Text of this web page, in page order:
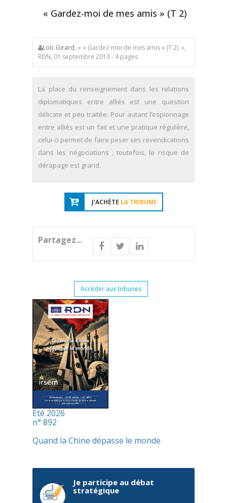
« Gardez-moi de mes amis » (T 2)
Loïc Girard, « « Gardez-moi de mes amis » (T 2) »,
RDN, 01 septembre 2010 - 4 pages
La place du renseignement dans les relations
diplomatiques entre alliés est une question
délicate et peu traitée. Pour autant l’espionnage
entre alliés est un fait et une pratique régulière,
celui-ci permet de faire peser ses revendications
dans les négociations ; toutefois, le risque de
dérapage est grand.
J'ACHÈTE LA TRIBUNE
Partagez...
Accéder aux tribunes
Été 2026
n° 892
Quand la Chine dépasse le monde
Je participe au débat
stratégique